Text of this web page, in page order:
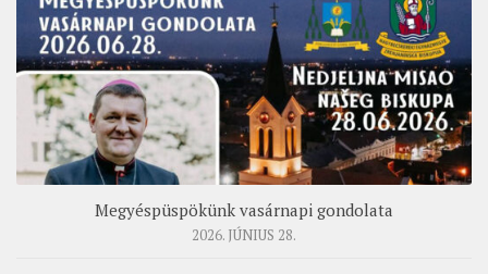
Megyéspüspökünk vasárnapi gondolata
2026. JÚNIUS 28.